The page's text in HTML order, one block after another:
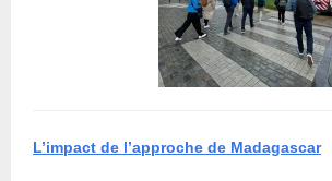
L’impact de l’approche de Madagascar